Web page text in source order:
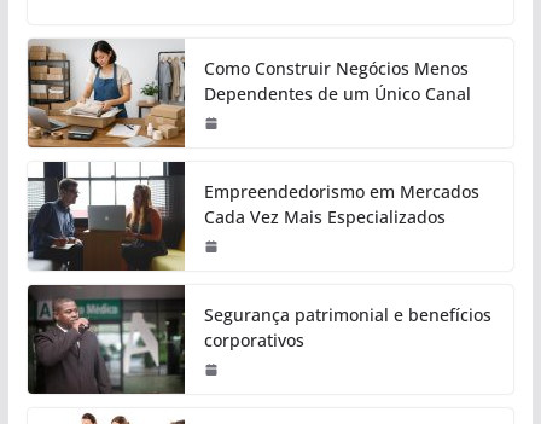
Como Construir Negócios Menos
Dependentes de um Único Canal
Empreendedorismo em Mercados
Cada Vez Mais Especializados
Segurança patrimonial e benefícios
corporativos